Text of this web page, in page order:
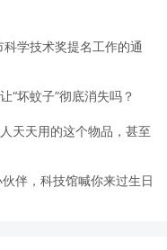
科学技术奖提名工作的通
“坏蚊子”彻底消失吗？
天天用的这个物品，甚至
伴，科技馆喊你来过生日